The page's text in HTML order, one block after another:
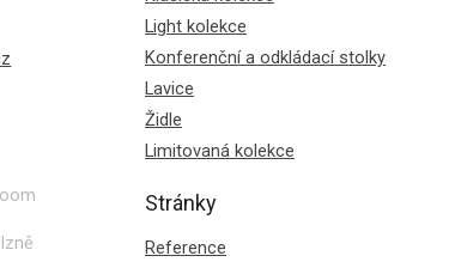
Light kolekce
Konferenční a odkládací stolky
Lavice
Židle
Limitovaná kolekce
Stránky
Reference